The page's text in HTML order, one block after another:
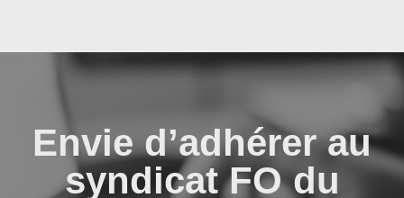
Envie d’adhérer au
syndicat FO du